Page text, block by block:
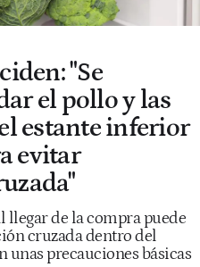
"Se
el pollo y las
estante inferior
evitar
llegar de la compra puede
cruzada dentro del
precauciones básicas